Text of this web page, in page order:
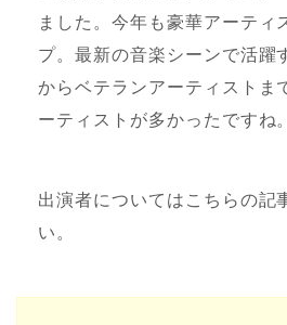
ました。今年も豪華アーティ
プ。最新の音楽シーンで活躍
からベテランアーティストま
ーティストが多かったですね。
出演者についてはこちらの記
い。